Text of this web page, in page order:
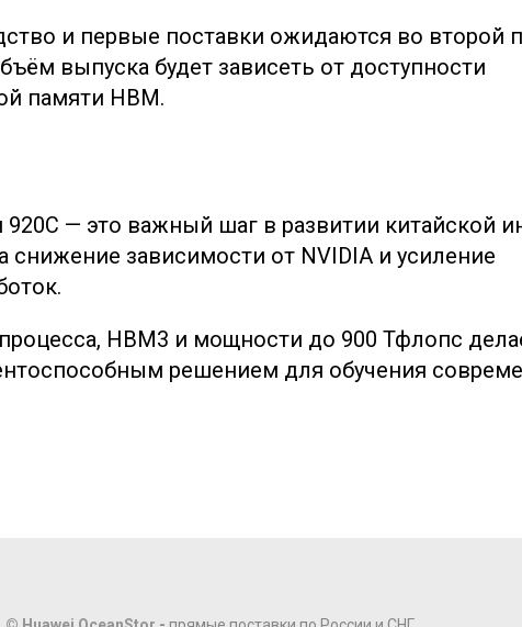
и первые поставки ожидаются во второй
выпуска будет зависеть от доступности
памяти HBM.
920C — это важный шаг в развитии китайской
снижение зависимости от NVIDIA и усиление
HBM3 и мощности до 900 Тфлопс
решением для обучения